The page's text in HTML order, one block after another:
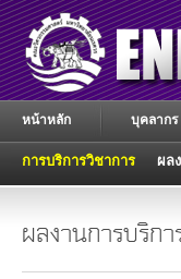
หน้าหลัก บุคลากร
การบริการวิชาการ ผล
ผลงานการบริกา